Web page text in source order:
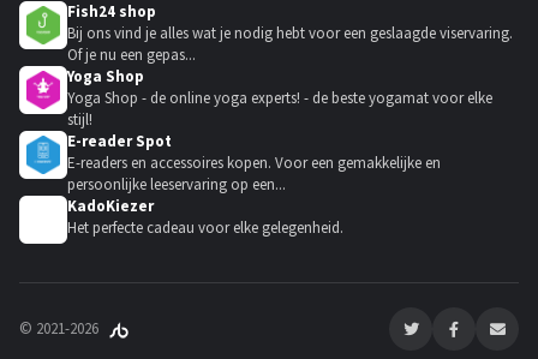
Fish24 shop
Bij ons vind je alles wat je nodig hebt voor een geslaagde viservaring.
Of je nu een gepas...
Yoga Shop
Yoga Shop - de online yoga experts! - de beste yogamat voor elke
stijl!
E-reader Spot
E-readers en accessoires kopen. Voor een gemakkelijke en
persoonlijke leeservaring op een...
KadoKiezer
Het perfecte cadeau voor elke gelegenheid.
© 2021-2026